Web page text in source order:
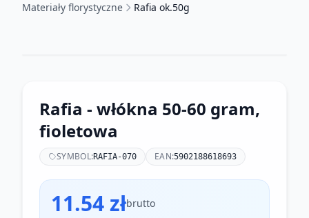
Materiały florystyczne Rafia ok.50g
Rafia - włókna 50-60 gram,
fioletowa
SYMBOL:RAFIA-070 EAN:5902188618693
11.54 złbrutto